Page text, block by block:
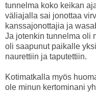
tunnelma koko keikan
väliajalla sai jonottaa
kanssajonottajia ja
Ja jotenkin tunnelma oli
oli saapunut paikalle
naurettiin ja taputettiin.
Kotimatkalla myös
ole minun kertominani